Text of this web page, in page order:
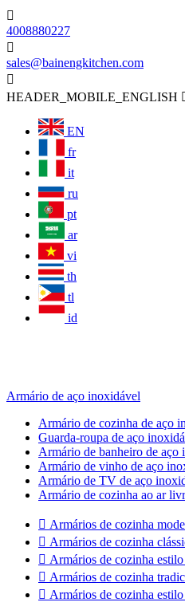

4008880227

sales@bainengkitchen.com

HEADER_MOBILE_ENGLISH
EN
fr
it
ru
pt
ar
vi
th
tl
id
Armário de aço inoxidável
Armário de cozinha de aço
Guarda-roupa de aço
Armário de banheiro de aço
Armário de vinho de aço
Armário de TV de aço
Armário de cozinha ao ar
 Armários de cozinha
 Armários de cozinha
 Armários de cozinha
 Armários de cozinha
 Armários de cozinha